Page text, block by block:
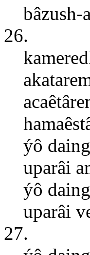
bâzush-
26.
ýô
uparâi
ýô
uparâi
27.